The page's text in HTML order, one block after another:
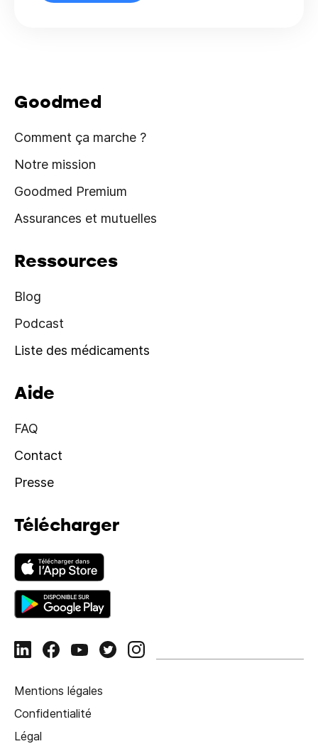
Goodmed
Comment ça marche ?
Notre mission
Goodmed Premium
Assurances et mutuelles
Ressources
Blog
Podcast
Liste des médicaments
Aide
FAQ
Contact
Presse
Télécharger
Mentions légales
Confidentialité
Légal